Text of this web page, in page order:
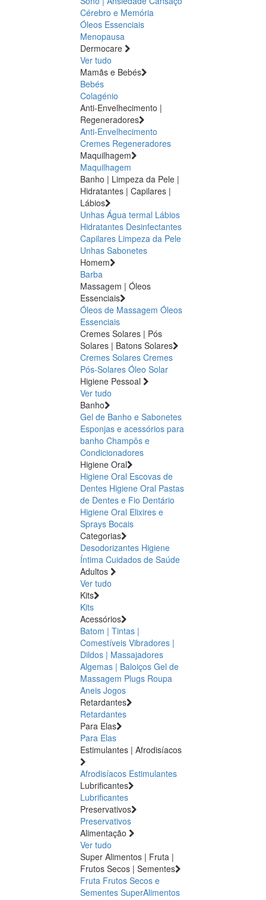
Cérebro e Memória
Óleos Essenciais
Menopausa
Dermocare
Ver tudo
Mamãs e Bebés
Bebés
Colagénio
Anti-Envelhecimento |
Regeneradores
Anti-Envelhecimento
Cremes Regeneradores
Maquilhagem
Maquilhagem
Banho | Limpeza da Pele |
Hidratantes | Capilares |
Lábios
Unhas Água termal Lábios
Hidratantes Desinfectantes
Capilares Limpeza da Pele
Unhas Sabonetes
Homem
Barba
Massagem | Óleos
Essenciais
Óleos de Massagem Óleos
Essenciais
Cremes Solares | Pós
Solares | Batons Solares
Cremes Solares Cremes
Pós-Solares Óleo Solar
Higiene Pessoal
Ver tudo
Banho
Gel de Banho e Sabonetes
Esponjas e acessórios para
banho Champôs e
Condicionadores
Higiene Oral
Higiene Oral Escovas de
Dentes Higiene Oral Pastas
de Dentes e Fio Dentário
Higiene Oral Elixires e
Sprays Bocais
Categorias
Desodorizantes Higiene
Íntima Cuidados de Saúde
Adultos
Ver tudo
Kits
Kits
Acessórios
Batom | Tintas |
Comestíveis Vibradores |
Dildos | Massajadores
Algemas | Baloiços Gel de
Massagem Plugs Roupa
Aneis Jogos
Retardantes
Retardantes
Para Elas
Para Elas
Estimulantes | Afrodisíacos
Afrodisíacos Estimulantes
Lubrificantes
Lubrificantes
Preservativos
Preservativos
Alimentação
Ver tudo
Super Alimentos | Fruta |
Frutos Secos | Sementes
Fruta Frutos Secos e
Sementes SuperAlimentos